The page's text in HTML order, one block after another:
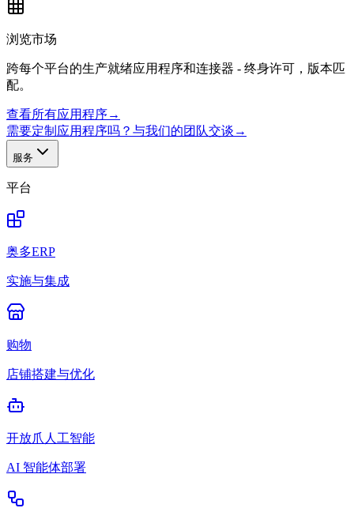
浏览市场
跨每个平台的生产就绪应用程序和连接器 - 终身许可，版本匹
配。
查看所有应用程序→
需要定制应用程序吗？与我们的团队交谈 →
服务
平台
奥多ERP
实施与集成
购物
店铺搭建与优化
开放爪人工智能
AI 智能体部署